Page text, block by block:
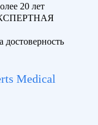
20 лет
достоверность
Medical